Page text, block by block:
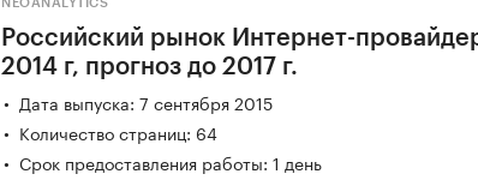
NEOANALYTICS
Российский рынок Интернет-
2014 г, прогноз до 2017 г.
Дата выпуска: 7 сентября 2015
Количество страниц: 64
Срок предоставления работы: 1 день